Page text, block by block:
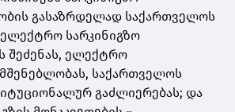
გასაზრდელად საქართველოს
სარკინიგზო
შეძენას, ელექტრო
საქართველოს
გაძლიერებას; და